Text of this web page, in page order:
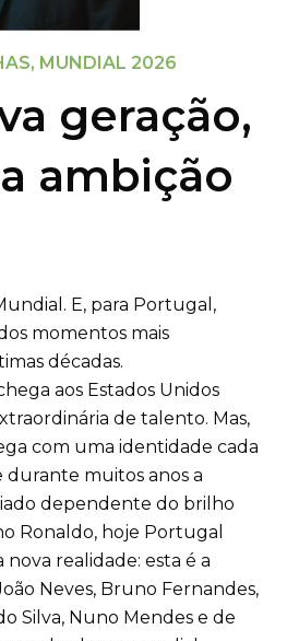
, MUNDIAL 2026
geração,
ambição
E, para Portugal,
momentos mais
décadas.
aos Estados Unidos
de talento. Mas,
com uma identidade cada
durante muitos anos a
dependente do brilho
Ronaldo, hoje Portugal
realidade: esta é a
Neves, Bruno Fernandes,
Silva, Nuno Mendes e de